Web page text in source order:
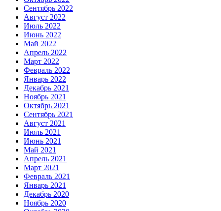
Сентябрь 2022
Август 2022
Июль 2022
Июнь 2022
Май 2022
Апрель 2022
Март 2022
Февраль 2022
Январь 2022
Декабрь 2021
Ноябрь 2021
Октябрь 2021
Сентябрь 2021
Август 2021
Июль 2021
Июнь 2021
Май 2021
Апрель 2021
Март 2021
Февраль 2021
Январь 2021
Декабрь 2020
Ноябрь 2020